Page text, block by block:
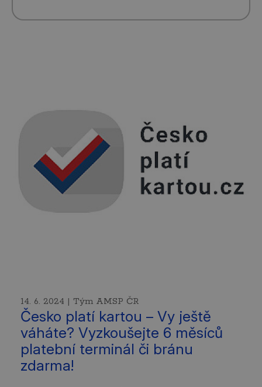
14. 6. 2024 | Tým AMSP ČR
Česko platí kartou – Vy ještě
váháte? Vyzkoušejte 6 měsíců
platební terminál či bránu
zdarma!